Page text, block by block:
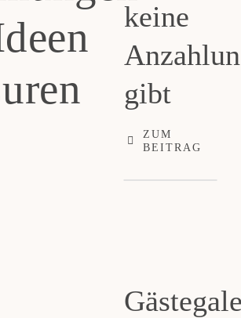
Blog
Teppi anfragen
keine
gibt
ZUM
BEITRAG